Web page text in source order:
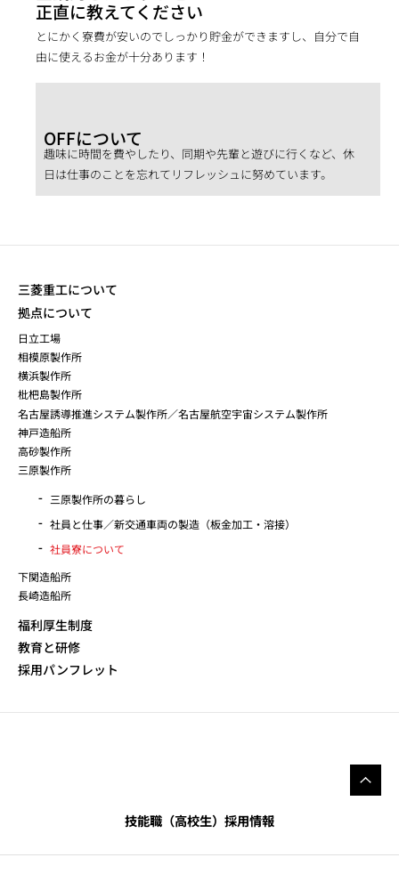
正直に教えてください
とにかく寮費が安いのでしっかり貯金ができますし、自分で自
由に使えるお金が十分あります！
OFFについて
趣味に時間を費やしたり、同期や先輩と遊びに行くなど、休
日は仕事のことを忘れてリフレッシュに努めています。
三菱重工について
拠点について
日立工場
相模原製作所
横浜製作所
枇杷島製作所
名古屋誘導推進システム製作所／名古屋航空宇宙システム製作所
神戸造船所
高砂製作所
三原製作所
三原製作所の暮らし
社員と仕事／新交通車両の製造（板金加工・溶接）
社員寮について
下関造船所
長崎造船所
福利厚生制度
教育と研修
採用パンフレット
技能職（高校生）採用情報